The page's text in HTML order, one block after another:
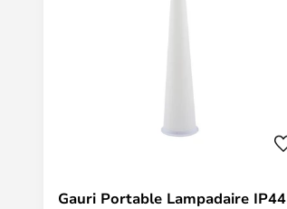
Gauri Portable Lampadaire IP44